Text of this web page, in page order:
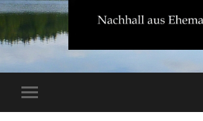
TJ.s
Mobile-
Menü